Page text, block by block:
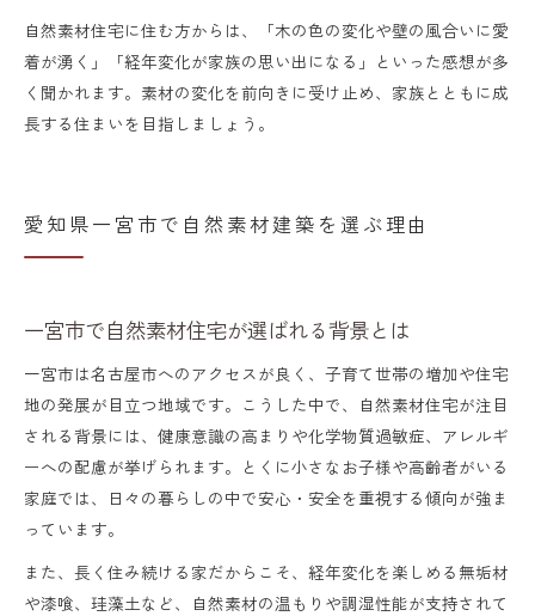
自然素材住宅に住む方からは、「木の色の変化や壁の風合いに愛
着が湧く」「経年変化が家族の思い出になる」といった感想が多
く聞かれます。素材の変化を前向きに受け止め、家族とともに成
長する住まいを目指しましょう。
愛知県一宮市で自然素材建築を選ぶ理由
一宮市で自然素材住宅が選ばれる背景とは
一宮市は名古屋市へのアクセスが良く、子育て世帯の増加や住宅
地の発展が目立つ地域です。こうした中で、自然素材住宅が注目
される背景には、健康意識の高まりや化学物質過敏症、アレルギ
ーへの配慮が挙げられます。とくに小さなお子様や高齢者がいる
家庭では、日々の暮らしの中で安心・安全を重視する傾向が強ま
っています。
また、長く住み続ける家だからこそ、経年変化を楽しめる無垢材
や漆喰、珪藻土など、自然素材の温もりや調湿性能が支持されて